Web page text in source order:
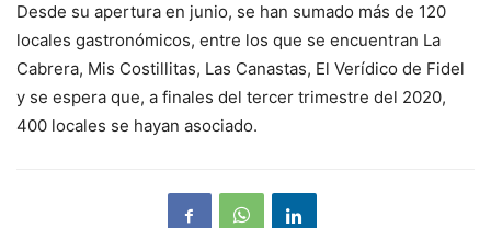
Desde su apertura en junio, se han sumado más de 120
locales gastronómicos, entre los que se encuentran La
Cabrera, Mis Costillitas, Las Canastas, El Verídico de Fidel
y se espera que, a finales del tercer trimestre del 2020,
400 locales se hayan asociado.